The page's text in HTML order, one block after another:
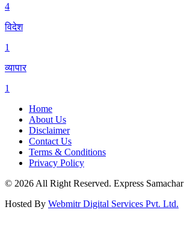
4
विदेश
1
व्यापार
1
Home
About Us
Disclaimer
Contact Us
Terms & Conditions
Privacy Policy
© 2026 All Right Reserved. Express Samachar
Hosted By Webmitr Digital Services Pvt. Ltd.